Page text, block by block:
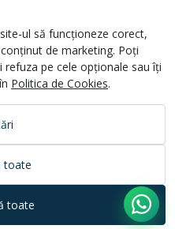
reserved.
ul să funcționeze corect,
de marketing. Poți
pe cele opționale sau îți
Politica de Cookies.
toate
toate